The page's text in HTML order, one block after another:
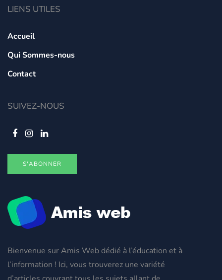
Bienvenue sur Amis Web dédié à l’éducation et à
l’information ! Ici, vous trouverez une variété
LIENS UTILES
Accueil
Qui Sommes-nous
Contact
SUIVEZ-NOUS
S'ABONNER